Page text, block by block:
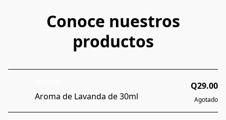
Conoce nuestros
productos
Aroma de Lavanda de 30ml
Q29.00
Agotado